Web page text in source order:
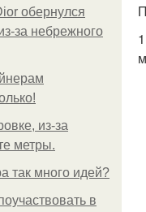
обернулся
за небрежного
из-за
метры.
так много идей?
в